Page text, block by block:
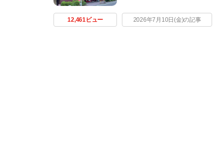
12,461ビュー 2026年7月10日(金)の記事